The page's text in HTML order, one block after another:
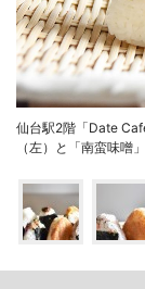
仙台駅2階「Date
（左）と「南蛮味噌」